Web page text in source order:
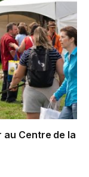
au Centre de la